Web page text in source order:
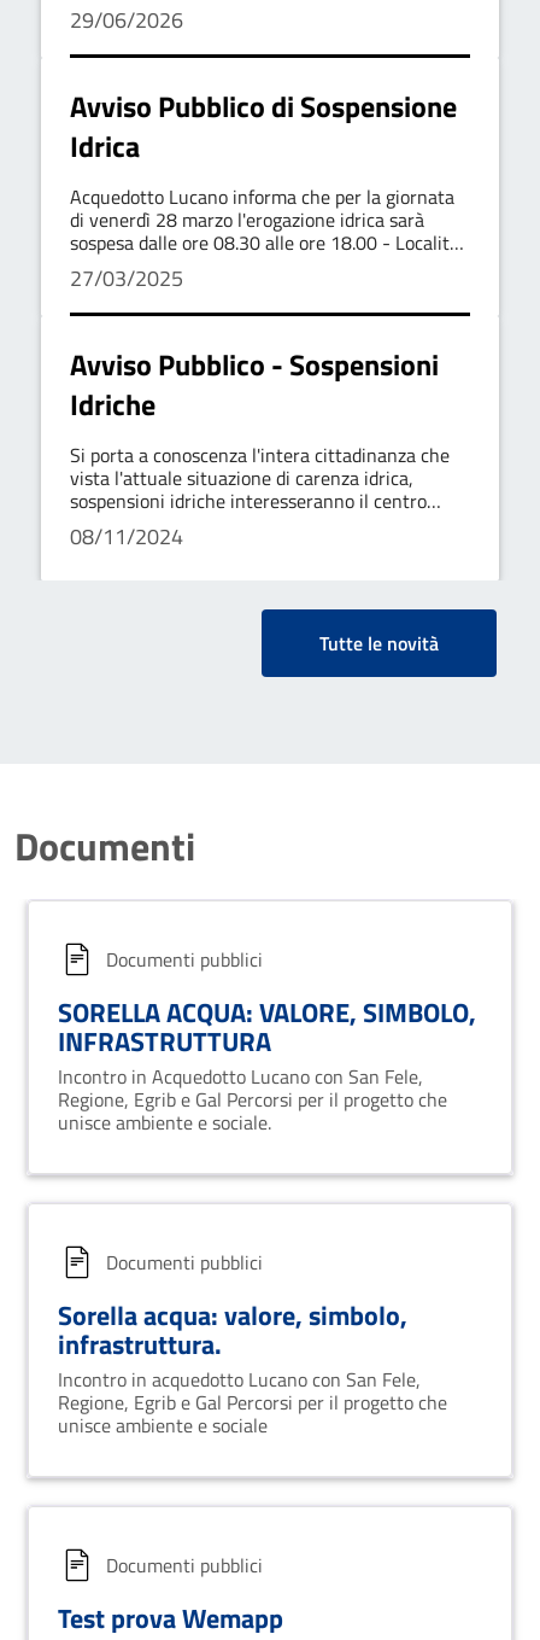
29/06/2026
Avviso Pubblico di Sospensione
Idrica
Acquedotto Lucano informa che per la giornata
di venerdì 28 marzo l'erogazione idrica sarà
sospesa dalle ore 08.30 alle ore 18.00 - Località
Pierno, Località Mandra e zone limitrofe
27/03/2025
Avviso Pubblico - Sospensioni
Idriche
Si porta a conoscenza l'intera cittadinanza che
vista l'attuale situazione di carenza idrica,
sospensioni idriche interesseranno il centro
abitato del nosto Comune
08/11/2024
Tutte le novità
Documenti
Documenti pubblici
SORELLA ACQUA: VALORE, SIMBOLO,
INFRASTRUTTURA
Incontro in Acquedotto Lucano con San Fele,
Regione, Egrib e Gal Percorsi per il progetto che
unisce ambiente e sociale.
Documenti pubblici
Sorella acqua: valore, simbolo,
infrastruttura.
Incontro in acquedotto Lucano con San Fele,
Regione, Egrib e Gal Percorsi per il progetto che
unisce ambiente e sociale
Documenti pubblici
Test prova Wemapp